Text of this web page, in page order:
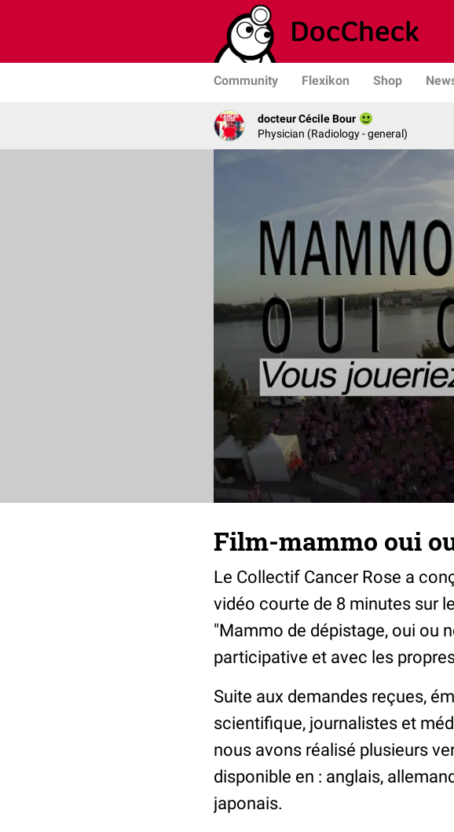
Community Flexikon Shop
docteur Cécile Bour
Physician (Radiology - general)
Film-mammo oui
Le Collectif Cancer Rose a
vidéo courte de 8 minutes sur
"Mammo de dépistage, oui ou
participative et avec les
Suite aux demandes reçues,
scientifique, journalistes et
nous avons réalisé plusieurs
disponible en : anglais,
japonais.